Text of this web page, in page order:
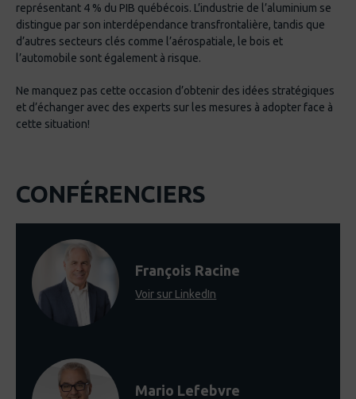
représentant 4 % du PIB québécois. L’industrie de l’aluminium se
distingue par son interdépendance transfrontalière, tandis que
d’autres secteurs clés comme l’aérospatiale, le bois et
l’automobile sont également à risque.
Ne manquez pas cette occasion d’obtenir des idées stratégiques
et d’échanger avec des experts sur les mesures à adopter face à
cette situation!
CONFÉRENCIERS
François Racine
Voir sur LinkedIn
Mario Lefebvre